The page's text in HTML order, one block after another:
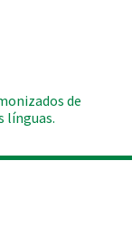
de
línguas.